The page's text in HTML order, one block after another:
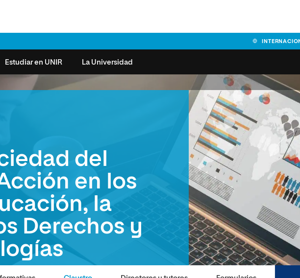
Comunicación
Tecnología
y Relaciones
Artes
Humanidades
Música
Idiomas
Acceso universitario para
Estudiar en UNIR
de Exámenes
de Orientación
(SOA)
de Atención a las
Especiales
de Movilidad
Universidad
Formación bonificada
La Universidad
Consejo Social de UNIR
Claustro
Nuestros Estudiantes
Sala de prensa
Facultad de Ciencias de
Educación y
Facultad de Ciencias de
Salud
Facultad de Economía y
Empresa
Escuela Superior de
y Tecnología (ESIT)
Facultad de Derecho
Facultad de Artes y
Sociales
Escuela de Doctorado
del
en los
la
Derechos y